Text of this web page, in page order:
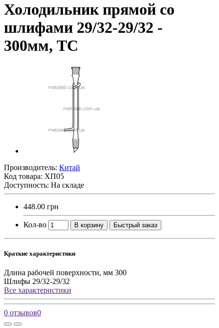
Холодильник прямой со
шлифами 29/32-29/32 -
300мм, ТС
Производитель: Китай
Код товара: ХП05
Доступность: На складе
448.00 грн
Кол-во В корзину Быстрый заказ
Краткие характеристики
Длина рабочей поверхности, мм 300
Шлифы 29/32-29/32
Все характеристики
0 отзывов0